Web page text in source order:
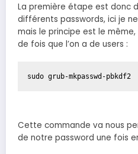
La première étape est donc
différents passwords, ici je
mais le principe est le
de fois que l’on a de users :
sudo grub-mkpasswd-pbkdf2
Cette commande va nous
de notre password une fois